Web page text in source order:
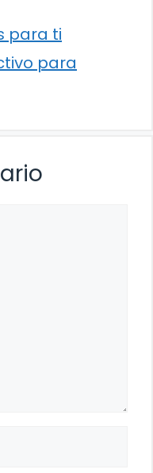
para ti
para